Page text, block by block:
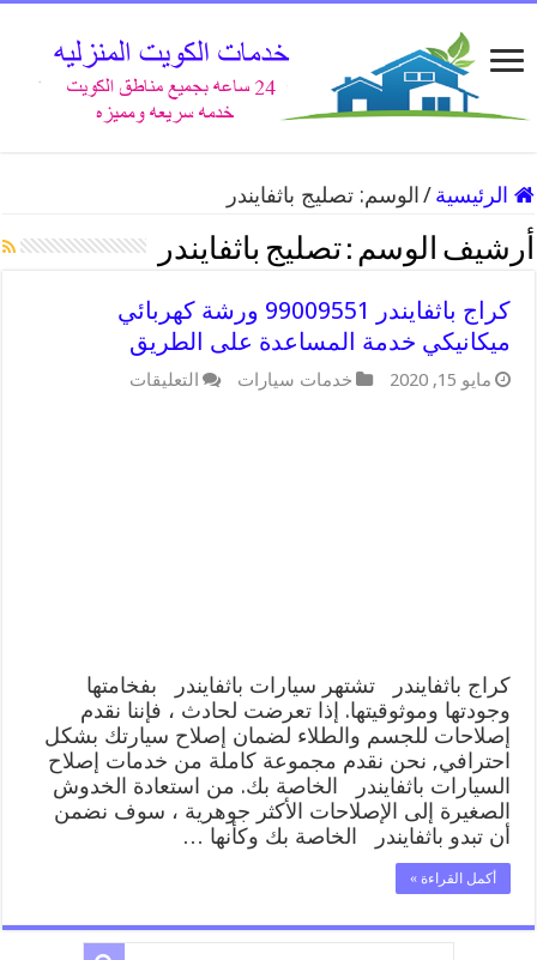
الرئيسية / الوسم:تصليج باثفايندر
أرشيف الوسم :تصليج باثفايندر
كراج باثفايندر 99009551 ورشة كهربائي
ميكانيكي خدمة المساعدة على الطريق
مايو 15, 2020 خدمات سيارات التعليقات
كراج باثفايندر تشتهر سيارات باثفايندر بفخامتها
وجودتها وموثوقيتها. إذا تعرضت لحادث ، فإننا نقدم
إصلاحات للجسم والطلاء لضمان إصلاح سيارتك بشكل
احترافي, نحن نقدم مجموعة كاملة من خدمات إصلاح
السيارات باثفايندر الخاصة بك. من استعادة الخدوش
الصغيرة إلى الإصلاحات الأكثر جوهرية ، سوف نضمن
أن تبدو باثفايندر الخاصة بك وكأنها …
أكمل القراءة »